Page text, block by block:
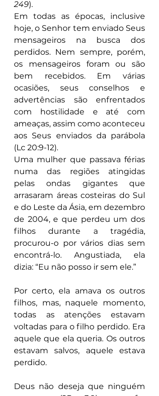
249).
Em todas as épocas, inclusive
hoje, o Senhor tem enviado Seus
mensageiros na busca dos
perdidos. Nem sempre, porém,
os mensageiros foram ou são
bem recebidos. Em várias
ocasiões, seus conselhos e
advertências são enfrentados
com hostilidade e até com
ameaças, assim como aconteceu
aos Seus enviados da parábola
(Lc 20:9-12).
Uma mulher que passava férias
numa das regiões atingidas
pelas ondas gigantes que
arrasaram áreas costeiras do Sul
e do Leste da Ásia, em dezembro
de 2004, e que perdeu um dos
filhos durante a tragédia,
procurou-o por vários dias sem
encontrá-lo. Angustiada, ela
dizia: “Eu não posso ir sem ele.”
Por certo, ela amava os outros
filhos, mas, naquele momento,
todas as atenções estavam
voltadas para o filho perdido. Era
aquele que ela queria. Os outros
estavam salvos, aquele estava
perdido.
Deus não deseja que ninguém